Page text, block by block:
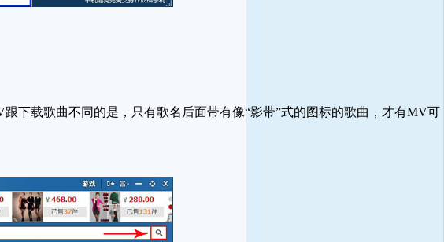
载歌曲不同的是，只有歌名后面带有像“影带”式的图标的歌曲，才有MV可